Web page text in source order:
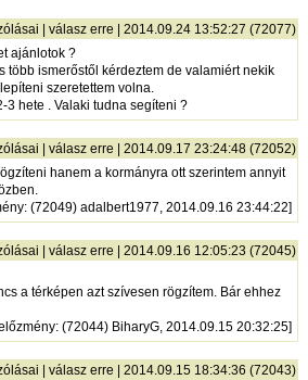
|válasz erre | 2014.09.24 13:52:27 (72077)
ajánlotok ?
több ismerőstől kérdeztem de valamiért nekik
szeretettem volna.
3 hete . Valaki tudna segíteni ?
|válasz erre | 2014.09.17 23:24:48 (72052)
hanem a kormányra ott szerintem annyit
: (72049) adalbert1977, 2014.09.16 23:44:22]
|válasz erre | 2014.09.16 12:05:23 (72045)
a térképen azt szívesen rögzítem. Bár ehhez
: (72044) BiharyG, 2014.09.15 20:32:25]
|válasz erre | 2014.09.15 18:34:36 (72043)